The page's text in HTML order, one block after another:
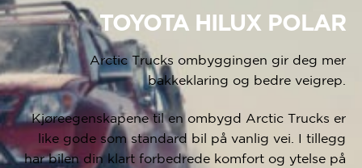
TOYOTA HILUX POLAR
Arctic Trucks ombyggingen gir deg mer
bakkeklaring og bedre veigrep.
Kjøreegenskapene til en ombygd Arctic Trucks er
like gode som standard bil på vanlig vei. I tillegg
har bilen din klart forbedrede komfort og ytelse på